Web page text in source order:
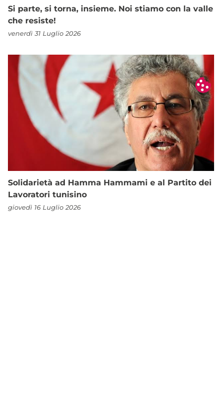
Si parte, si torna, insieme. Noi stiamo con la valle
che resiste!
venerdì 31 Luglio 2026
Solidarietà ad Hamma Hammami e al Partito dei
Lavoratori tunisino
giovedì 16 Luglio 2026